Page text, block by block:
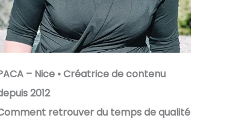
– Nice • Créatrice de contenu
2012
retrouver du temps de qualité